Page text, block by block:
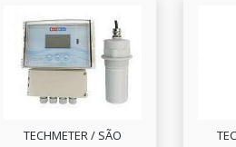
TECHMETER / SÃO